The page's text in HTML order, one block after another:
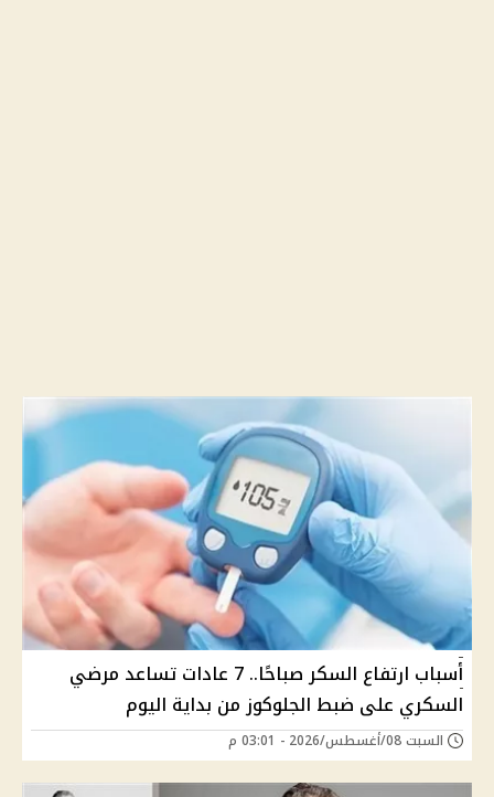
أسباب ارتفاع السكر صباحًا.. 7 عادات تساعد مرضي
السكري على ضبط الجلوكوز من بداية اليوم
السبت 08/أغسطس/2026 - 03:01 م